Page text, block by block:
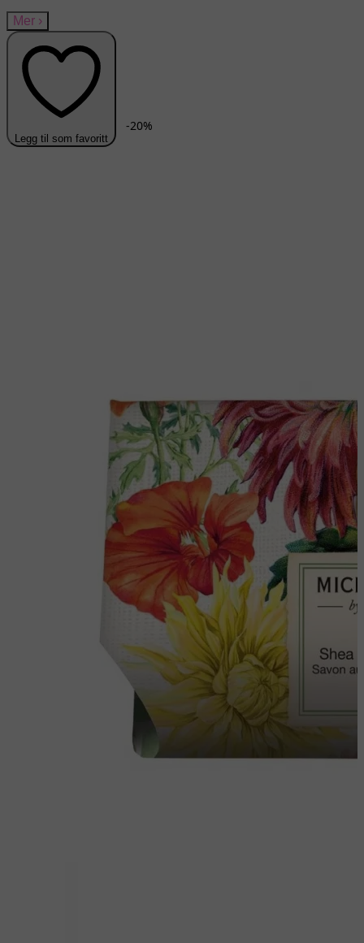
Mer ›
Legg til som favoritt
-20%